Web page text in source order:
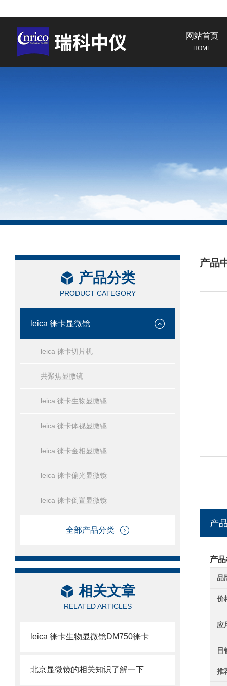
网站首页
HOME
产品分类
PRODUCT CATEGORY
leica 徕卡显微镜
leica 徕卡切片机
共聚焦显微镜
leica 徕卡生物显微镜
leica 徕卡体视显微镜
leica 徕卡金相显微镜
leica 徕卡偏光显微镜
leica 徕卡倒置显微镜
全部产品分类
相关文章
RELATED ARTICLES
leica 徕卡生物显微镜DM750徕卡
北京显微镜的相关知识了解一下
产品
/
产
产
品
价
应
目
推